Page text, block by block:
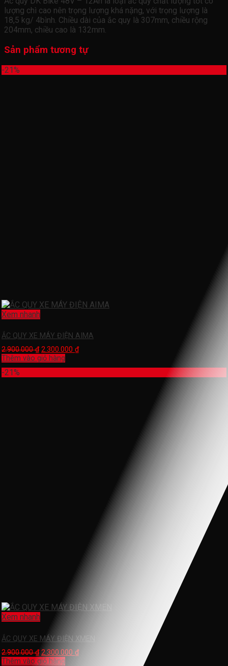
lượng chì cao nên trọng lượng khá nặng, với trọng lượng là
18,5 kg/ 4bình. Chiều dài của ắc quy là 307mm, chiều rộng
204mm, chiều cao là 132mm.
Sản phẩm tương tự
-21%
Xem nhanh
ẮC QUY XE MÁY ĐIỆN AIMA
2.900.000₫ 2.300.000 ₫
Thêm vào giỏ hàng
-21%
Xem nhanh
ẮC QUY XE MÁY ĐIỆN XMEN
2.900.000₫ 2.300.000 ₫
Thêm vào giỏ hàng